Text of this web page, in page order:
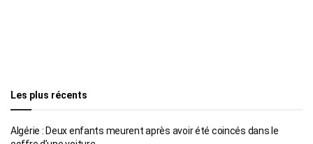
Les plus récents
Algérie : Deux enfants meurent après avoir été coincés dans le